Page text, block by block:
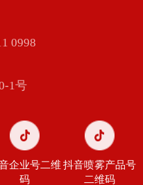
0998
1号
企业号二维
码
抖音喷雾产品号
二维码